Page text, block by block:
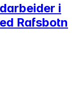
i
Rafsbotn